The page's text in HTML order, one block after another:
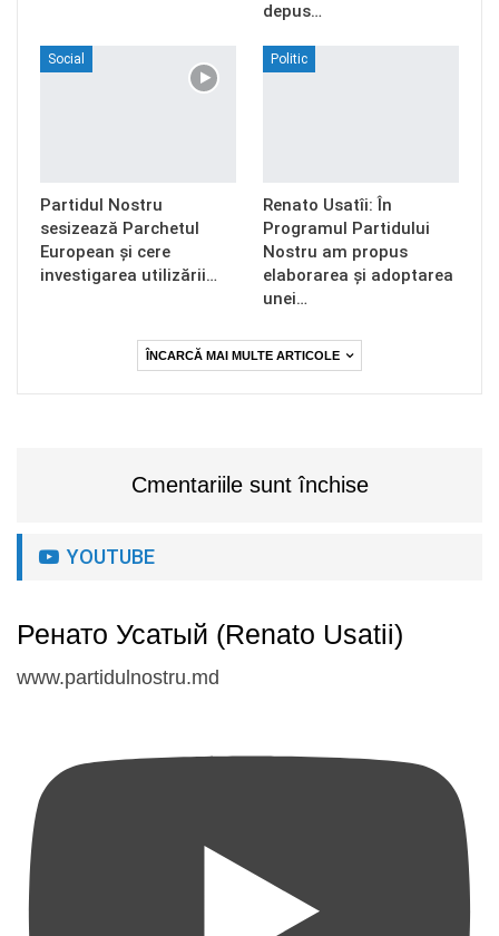
depus…
Social
Partidul Nostru
sesizează Parchetul
European și cere
investigarea utilizării…
Politic
Renato Usatîi: În
Programul Partidului
Nostru am propus
elaborarea și adoptarea
unei…
ÎNCARCĂ MAI MULTE ARTICOLE
Cmentariile sunt închise
YOUTUBE
Ренато Усатый (Renato Usatii)
www.partidulnostru.md